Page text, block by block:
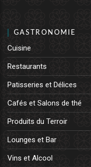
GASTRONOMIE
Cuisine
Restaurants
Patisseries et Délices
Cafés et Salons de thé
Produits du Terroir
Lounges et Bar
Vins et Alcool